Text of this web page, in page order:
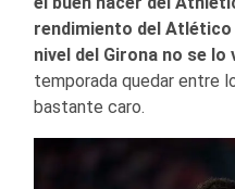
rendimiento del
nivel del Girona no se lo
temporada quedar entre
bastante caro.